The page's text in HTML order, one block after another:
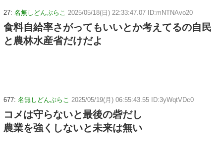
27: 名無しどんぶらこ 2025/05/18(日) 22:33:47.07 ID:mNTNAvo20
食料自給率さがってもいいとか考えてるの自民
と農林水産省だけだよ
677: 名無しどんぶらこ 2025/05/19(月) 06:55:43.55 ID:3yWqtVDc0
コメは守らないと最後の砦だし
農業を強くしないと未来は無い